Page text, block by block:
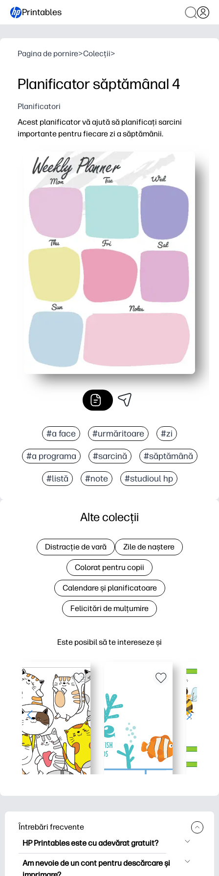
Printables
Pagina de pornire>Colecții>
Planificator săptămânal 4
Planificatori
Acest planificator vă ajută să planificați sarcini
importante pentru fiecare zi a săptămânii.
#a face #urmăritoare #zi
#a programa #sarcină #săptămână
#listă #note #studioul hp
Este posibil să te intereseze și
Alte colecții
Distracție de vară Zile de naștere
Colorat pentru copii
Calendare și planificatoare
Felicitări de mulțumire
Întrebări frecvente
HP Printables este cu adevărat gratuit?
HP Printables oferă peste 2.500 de
imprimabile gratuite pentru descărcare
Am nevoie de un cont pentru descărcare și